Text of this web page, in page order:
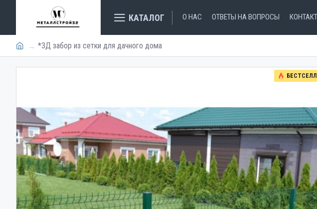
КАТАЛОГ О НАС ОТВЕТЫ НА ВОПРОСЫ
*3Д забор из сетки для дачного дома